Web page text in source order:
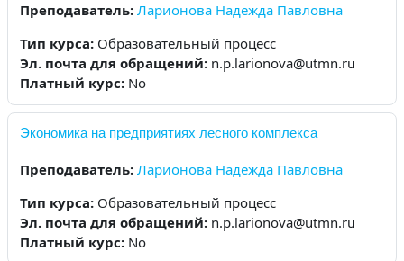
Преподаватель: Ларионова Надежда Павловна
Тип курса: Образовательный процесс
Эл. почта для обращений: n.p.larionova@utmn.ru
Платный курс: No
Экономика на предприятиях лесного комплекса
Преподаватель: Ларионова Надежда Павловна
Тип курса: Образовательный процесс
Эл. почта для обращений: n.p.larionova@utmn.ru
Платный курс: No